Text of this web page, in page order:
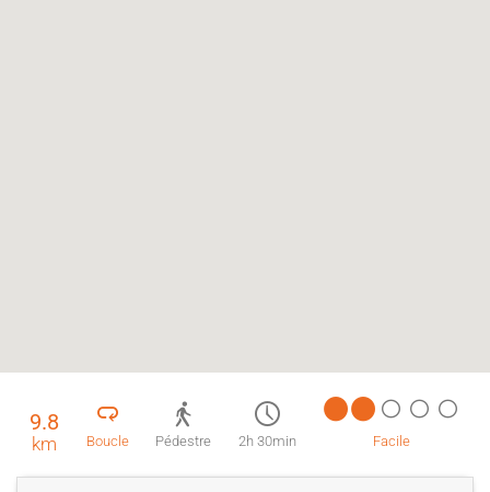
9.8
km Boucle Pédestre 2h 30min Facile